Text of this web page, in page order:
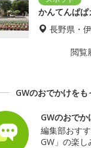
かんてんぱ
長野県・
閲覧
GWのおでかけをも
GWのおで
編集部おす
GW」の楽し